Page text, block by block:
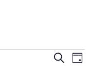
Suche
Tag